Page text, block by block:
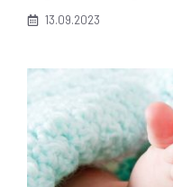
13.09.2023